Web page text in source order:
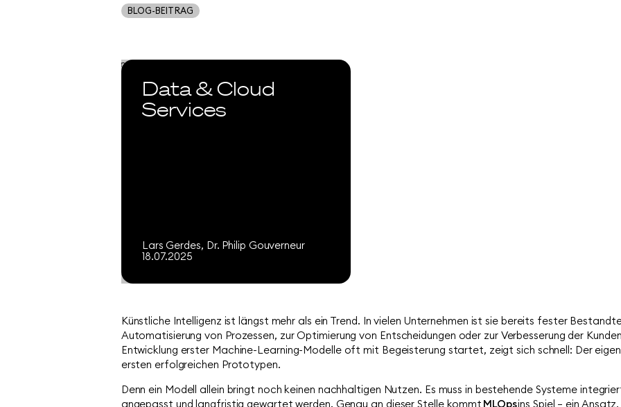
BLOG-BEITRAG
Data & Cloud
Services
Lars Gerdes Dr. Philip Gouverneur
18.07.2025
Künstliche Intelligenz ist längst mehr als ein Trend. In vielen Unternehmen ist sie bereits fester
Automatisierung von Prozessen, zur Optimierung von Entscheidungen oder zur Verbesserung der
Entwicklung erster Machine-Learning-Modelle oft mit Begeisterung startet, zeigt sich schnell: Der
ersten erfolgreichen Prototypen.
Denn ein Modell allein bringt noch keinen nachhaltigen Nutzen. Es muss in bestehende Systeme
angepasst und langfristig gewartet werden. Genau an dieser Stelle kommt MLOpsins Spiel – ein